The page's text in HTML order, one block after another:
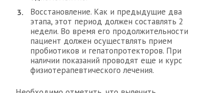
Восстановление. Как и предыдущие два
этапа, этот период должен составлять 2
недели. Во время его продолжительности
пациент должен осуществлять прием
пробиотиков и гепатопротекторов. При
наличии показаний проводят еще и курс
физиотерапевтического лечения.